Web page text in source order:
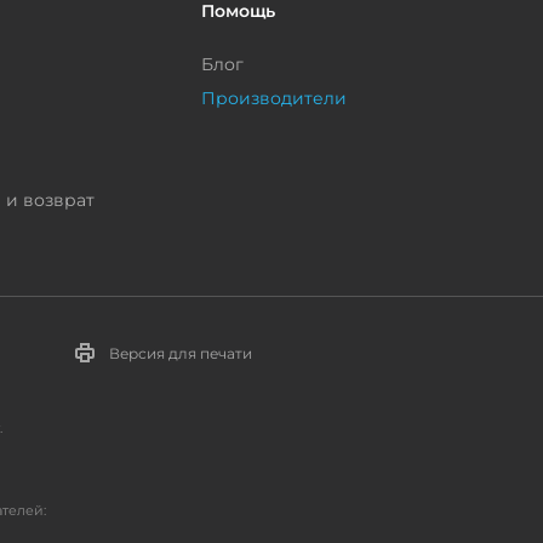
и возврат
Помощь
Блог
Производители
Версия для печати